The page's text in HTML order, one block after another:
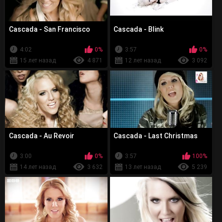
Cascada - San Francisco
4:02
0%
15 лет назад
4 871
Cascada - Blink
3:57
0%
12 лет назад
3 092
Cascada - Au Revoir
3:00
0%
14 лет назад
3 632
Cascada - Last Christmas
3:57
100%
13 лет назад
5 239